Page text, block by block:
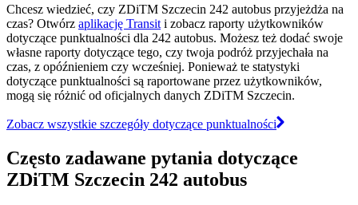
Chcesz wiedzieć, czy ZDiTM Szczecin 242 autobus przyjeżdża na
czas? Otwórz aplikację Transit i zobacz raporty użytkowników
dotyczące punktualności dla 242 autobus. Możesz też dodać swoje
własne raporty dotyczące tego, czy twoja podróż przyjechała na
czas, z opóźnieniem czy wcześniej. Ponieważ te statystyki
dotyczące punktualności są raportowane przez użytkowników,
mogą się różnić od oficjalnych danych ZDiTM Szczecin.
Zobacz wszystkie szczegóły dotyczące punktualności
Często zadawane pytania dotyczące
ZDiTM Szczecin 242 autobus